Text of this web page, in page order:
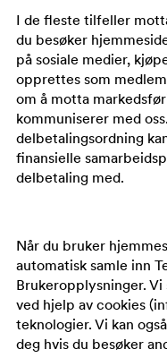
I de fleste tilfeller
du besøker
på sosiale medier,
opprettes som
om å motta
kommuniserer med
delbetalingsordning
finansielle
delbetaling med.
Når du bruker
automatisk samle inn
Brukeropplysninger.
ved hjelp av cookies
teknologier. Vi kan
deg hvis du besøker